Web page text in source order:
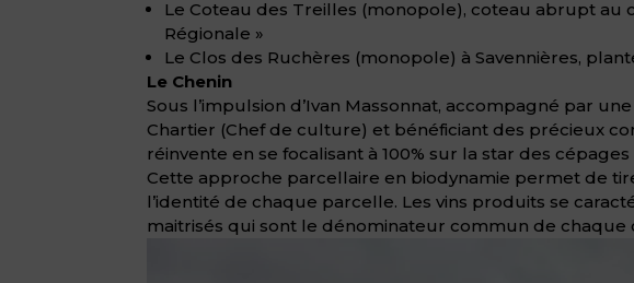
Le Coteau des Treilles (monopole), coteau abrupt au
Régionale »
Le Clos des Ruchères (monopole) à Savennières,
Le Chenin
Sous l’impulsion d’Ivan Massonnat, accompagné par
Chartier (Chef de culture) et bénéficiant des précieux
réinvente en se focalisant à 100% sur la star des cépages
Cette approche parcellaire en biodynamie permet de
l’identité de chaque parcelle. Les vins produits se
maitrisés qui sont le dénominateur commun de chaque